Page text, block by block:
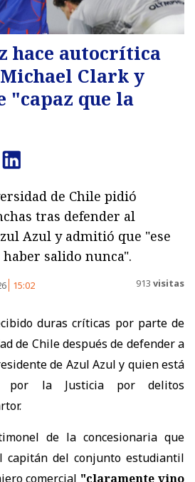
hace autocrítica
Clark y
"capaz que la
de Chile pidió
tras defender al
Azul y admitió que "ese
salido nunca".
15:02 913 visitas
duras críticas por parte de
de Chile después de defender a
de Azul Azul y quien está
por la Justicia por delitos
de la concesionaria que
capitán del conjunto estudiantil
comercial "claramente vino